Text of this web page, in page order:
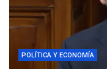
POLÍTICA Y ECONOMÍA